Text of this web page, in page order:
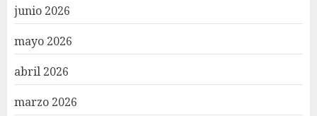
junio 2026
mayo 2026
abril 2026
marzo 2026